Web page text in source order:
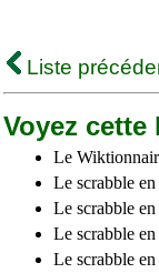
Liste
Voyez
Le
Le scrabble
Le scrabble
Le scrabble
Le scrabble